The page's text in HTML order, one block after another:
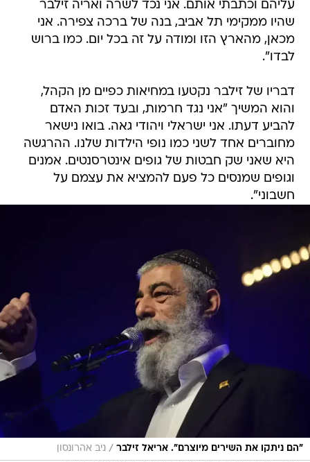
עליהם וכתבתי אותם. אני נכד לשרה ואריה זילבר
שהיו ממקימי תל אביב, בנה של ברכה צפירה. אני
מכאן, מהארץ הזו ומודה על זה בכל יום. כמו ברוש
לבדו".
דבריו של זילבר נקטעו במחיאות כפיים מן הקהל,
והוא המשיך "אני נגד חרמות, ובעד זכות האדם
להביע דעתו. אני ישראלי ויהודי גאה. בואו נישאר
מחוברים אחד לשני כמו נופי הילדות שלנו. ההרגשה
היא שאני שק חבטות של גופים אינטרסנטים. אמנים
וגופים שמנסים כל פעם להמציא את עצמם על
חשבוני".
"הם ניתקו את השירים מיוצרם". אריאל זילבר / ניב אהרונסון